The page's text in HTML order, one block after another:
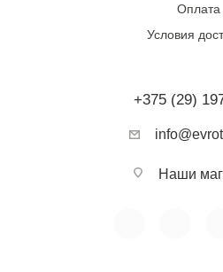
Оплата
Условия
+375 (29)
Наши